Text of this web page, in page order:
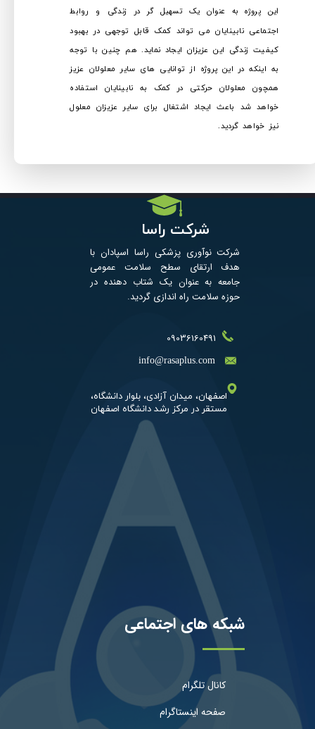
این پروژه به عنوان یک تسهیل گر در زندگی و روابط
اجتماعی نابینایان می تواند کمک قابل توجهی در بهبود
کیفیت زندگی این عزیزان ایجاد نماید. هم چنین با توجه
به اینکه در این پروژه از توانایی های سایر معلولان عزیز
همچون معلولان حرکتی در کمک به نابینایان استفاده
خواهد شد باعث ایجاد اشتغال برای سایر عزیزان معلول
نیز خواهد گردید.
09036160491
​info@rasaplus.com
شرکت راسا
شرکت نوآوری پزشکی راسا اسپادان با
هدف ارتقای سطح سلامت عمومی
جامعه به عنوان یک شتاب­ دهنده در
حوزه سلامت راه اندازی گردید. ​​​
شبکه های اجتماعی
کانال تلگرام
صفحه اینستاگرام